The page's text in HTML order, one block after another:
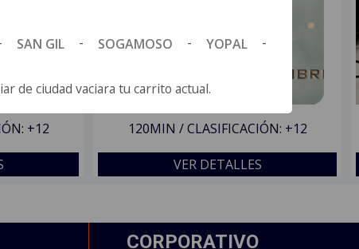
+12 120MIN / CLASIFICACIÓN: +12
VER DETALLES
CORPORATIVO
SAN GIL - SOGAMOSO - YOPAL -
de ciudad vaciara tu carrito actual.